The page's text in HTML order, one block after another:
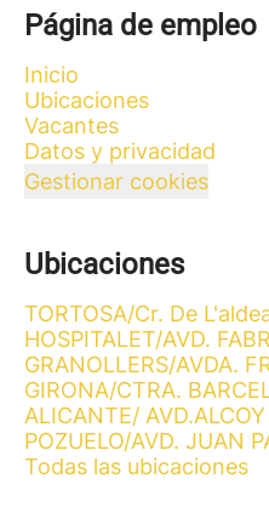
Página de empleo
Inicio
Ubicaciones
Vacantes
Datos y privacidad
Gestionar cookies
Ubicaciones
TORTOSA/Cr. De
HOSPITALET/AVD.
GRANOLLERS/AVDA.
GIRONA/CTRA.
ALICANTE/ AVD.ALCOY
POZUELO/AVD. JUAN
Todas las ubicaciones